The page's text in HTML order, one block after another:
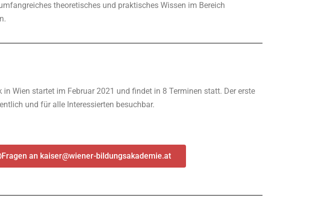
theoretisches und praktisches Wissen im Bereich
in Wien startet im Februar 2021 und findet in 8 Terminen statt. Der erste
und für alle Interessierten besuchbar.
Fragen an kaiser@wiener-bildungsakademie.at